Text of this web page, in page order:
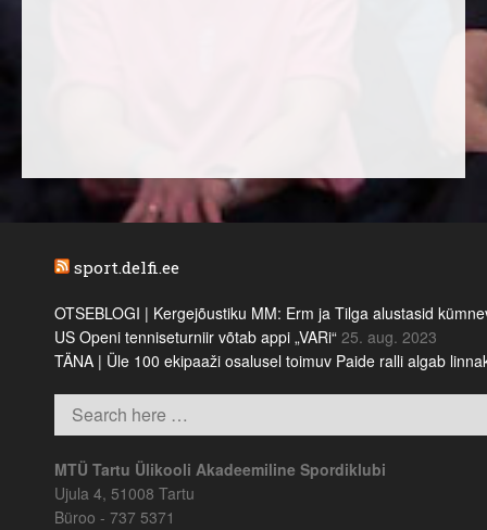
sport.delfi.ee
OTSEBLOGI | Kergejõustiku MM: Erm ja Tilga alustasid
US Openi tenniseturniir võtab appi „VARi“ 25. aug. 2023
TÄNA | Üle 100 ekipaaži osalusel toimuv Paide ralli algab
MTÜ Tartu Ülikooli Akadeemiline Spordiklubi
Ujula 4, 51008 Tartu
Büroo - 737 5371